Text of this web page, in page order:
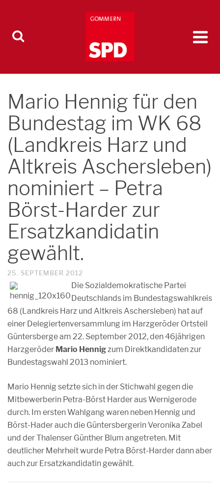
Mario Hennig für den
Bundestag im WK 68
(Landkreis Harz und
Altkreis Aschersleben)
nominiert – Petra
Börst-Harder zur
Ersatzkandidatin
gewählt.
25. SEPTEMBER 2012
Die Sozialdemokratische Partei
Deutschlands im Bundestagswahlkreis
68 (Landkreis Harz und Altkreis Aschersleben) hat auf
einer Delegiertenversammlung im Harzgeröder Ortsteil
Güntersberge am 22. September 2012, den 46jährigen
Harzgeröder Mario Hennigzum Direktkandidaten zur
Bundestagswahl 2013 nominiert.
Mario Hennig setzte sich in der Stichwahl gegen die
Mitbewerberin Petra-Börst Harder aus Wernigerode
durch. Im ersten Wahlgang waren neben Hennig und
Börst-Hader auch die Güntersbergerin Veronika Zabel
und der Thalenser Günther Blum angetreten. Mit
deutlicher Mehrheit wurde Petra Börst-Harder dann aber
auch zur Ersatzkandidatin gewählt.